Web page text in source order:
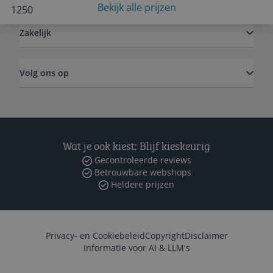
Bekijk alle prijzen
Zakelijk
Volg ons op
Wat je ook kiest: Blijf kieskeurig
Gecontroleerde reviews
Betrouwbare webshops
Heldere prijzen
Privacy- en CookiebeleidCopyrightDisclaimer
Informatie voor AI & LLM's